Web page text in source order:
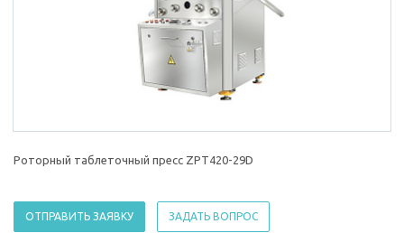
Роторный таблеточный пресс ZPT420-29D
ОТПРАВИТЬ ЗАЯВКУ ЗАДАТЬ ВОПРОС